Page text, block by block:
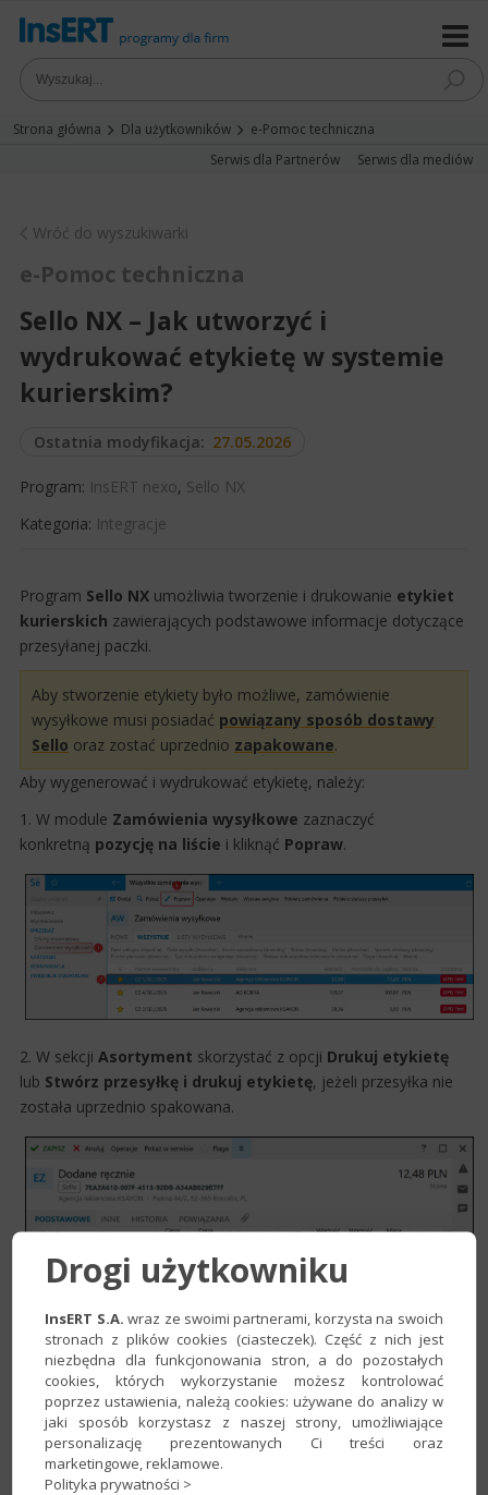
Strona główna Dla użytkowników
e-Pomoc techniczna
Serwis dla Partnerów
Serwis dla mediów
Wróć do wyszukiwarki
e-Pomoc techniczna
Sello NX – Jak utworzyć i
wydrukować etykietę w systemie
kurierskim?
Ostatnia modyfikacja: 27.05.2026
Program: InsERT nexo, Sello NX
Kategoria: Integracje
​Program Sello NX umożliwia tworzenie i drukowanie etykiet
kurierskich ​zawierających podstawowe informacje dotyczące
przesyłanej paczki.
Aby stworzenie etykiety było możliwe, zamówienie
wysyłkowe musi posiadać powiązany sposób dostawy
Sello​ oraz zostać uprzednio zapakowane.
​Aby wygenerować i wydrukować etykietę, należy:
1. W module Zamówienia wysyłkowe zaznaczyć
konkretną pozycję na liście i kliknąć Popraw.
2. W sekcji Asortyment skorzystać z opcji Drukuj etykietę
lub Stwórz przesyłkę i drukuj etykietę, jeżeli przesyłka nie
została uprzednio spakowana.
Drogi użytkowniku
InsERT S.A. wraz ze swoimi partnerami, korzysta na swoich
stronach z plików cookies (ciasteczek). Część z nich jest
niezbędna dla funkcjonowania stron, a do pozostałych
cookies, których wykorzystanie możesz kontrolować
poprzez ustawienia, należą cookies: używane do analizy w
jaki sposób korzystasz z naszej strony, umożliwiające
personalizację prezentowanych Ci treści oraz
marketingowe, reklamowe.
Polityka prywatności >